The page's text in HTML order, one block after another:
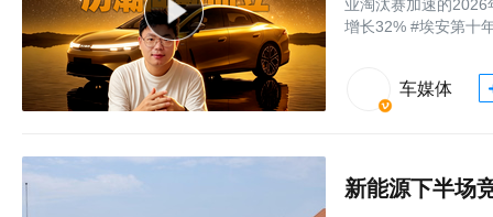
业淘汰赛加速的
增长32% #埃安第十
车媒体
新能源下半场